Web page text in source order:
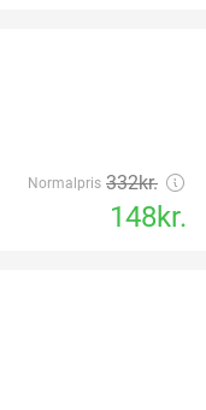
Normalpris 332kr.
148kr.